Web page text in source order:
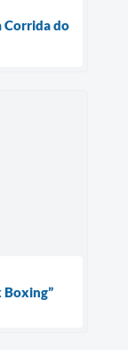
Corrida do
Boxing”